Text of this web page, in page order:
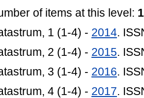
of items at this level:
1 (1-4) - 2014.
2 (1-4) - 2015.
3 (1-4) - 2016.
4 (1-4) - 2017.